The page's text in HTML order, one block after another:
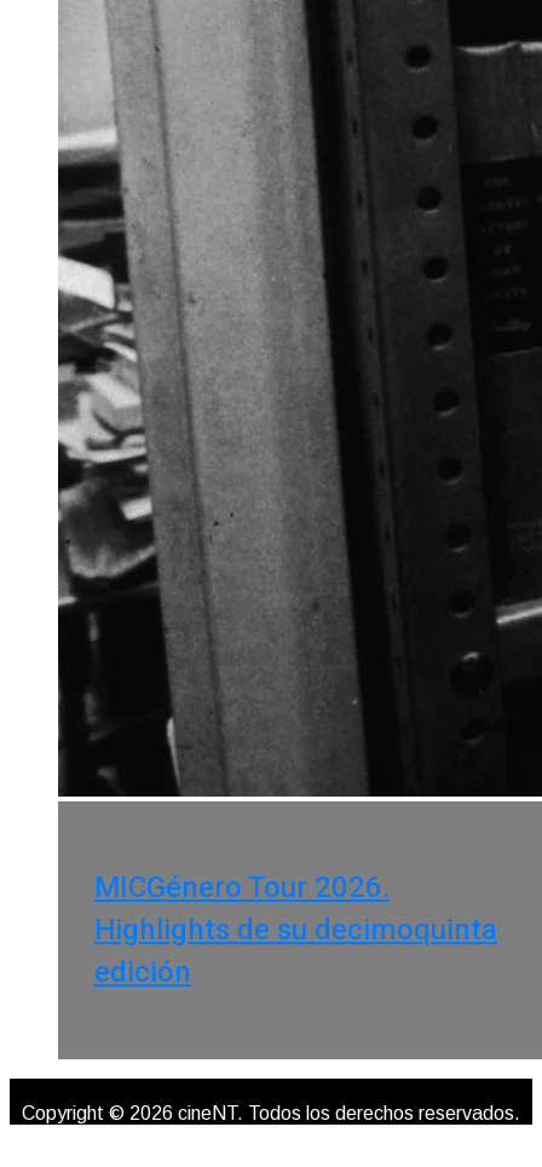
MICGénero Tour 2026.
Highlights de su decimoquinta
edición
Copyright © 2026 cineNT. Todos los derechos reservados.